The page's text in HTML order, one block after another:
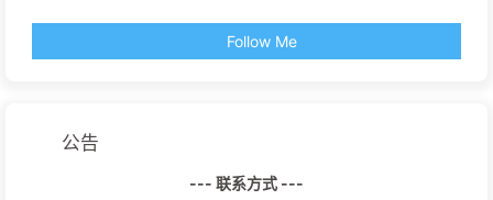
Follow Me
公告
--- 联系方式 ---